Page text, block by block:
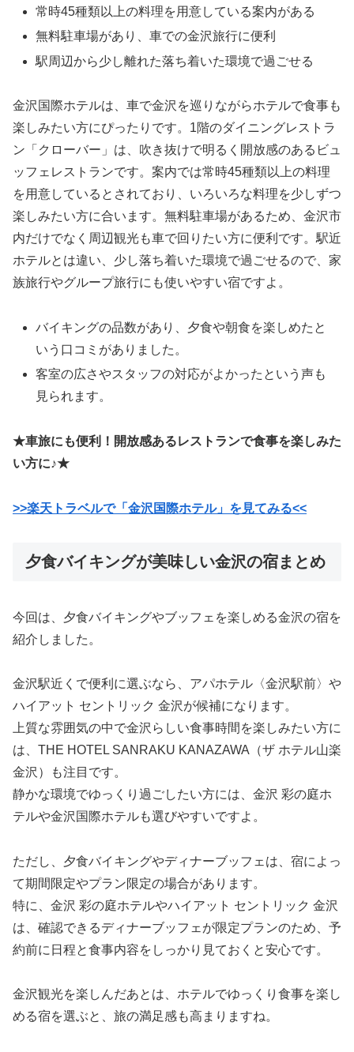
常時45種類以上の料理を用意している案内がある
無料駐車場があり、車での金沢旅行に便利
駅周辺から少し離れた落ち着いた環境で過ごせる
金沢国際ホテルは、車で金沢を巡りながらホテルで食事も
楽しみたい方にぴったりです。1階のダイニングレストラ
ン「クローバー」は、吹き抜けで明るく開放感のあるビュ
ッフェレストランです。案内では常時45種類以上の料理
を用意しているとされており、いろいろな料理を少しずつ
楽しみたい方に合います。無料駐車場があるため、金沢市
内だけでなく周辺観光も車で回りたい方に便利です。駅近
ホテルとは違い、少し落ち着いた環境で過ごせるので、家
族旅行やグループ旅行にも使いやすい宿ですよ。
バイキングの品数があり、夕食や朝食を楽しめたと
いう口コミがありました。
客室の広さやスタッフの対応がよかったという声も
見られます。
★車旅にも便利！開放感あるレストランで食事を楽しみた
い方に♪★
>>楽天トラベルで「金沢国際ホテル」を見てみる<<
夕食バイキングが美味しい金沢の宿まとめ
今回は、夕食バイキングやブッフェを楽しめる金沢の宿を
紹介しました。
金沢駅近くで便利に選ぶなら、アパホテル〈金沢駅前〉や
ハイアット セントリック 金沢が候補になります。
上質な雰囲気の中で金沢らしい食事時間を楽しみたい方に
は、THE HOTEL SANRAKU KANAZAWA（ザ ホテル山楽
金沢）も注目です。
静かな環境でゆっくり過ごしたい方には、金沢 彩の庭ホ
テルや金沢国際ホテルも選びやすいですよ。
ただし、夕食バイキングやディナーブッフェは、宿によっ
て期間限定やプラン限定の場合があります。
特に、金沢 彩の庭ホテルやハイアット セントリック 金沢
は、確認できるディナーブッフェが限定プランのため、予
約前に日程と食事内容をしっかり見ておくと安心です。
金沢観光を楽しんだあとは、ホテルでゆっくり食事を楽し
める宿を選ぶと、旅の満足感も高まりますね。